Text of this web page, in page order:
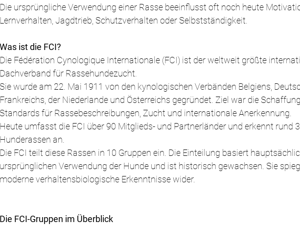
Die ursprüngliche Verwendung einer Rasse beeinflusst oft noch heute
Lernverhalten, Jagdtrieb, Schutzverhalten oder Selbstständigkeit.
Was ist die FCI?
Die Fédération Cynologique Internationale (FCI) ist der weltweit größte
Dachverband für Rassehundezucht.
Sie wurde am 22. Mai 1911 von den kynologischen Verbänden Belgiens,
Frankreichs, der Niederlande und Österreichs gegründet. Ziel war die
Standards für Rassebeschreibungen, Zucht und internationale Anerkennung.
Heute umfasst die FCI über 90 Mitglieds- und Partnerländer und erkennt rund
Hunderassen an.
Die FCI teilt diese Rassen in 10 Gruppen ein. Die Einteilung basiert
ursprünglichen Verwendung der Hunde und ist historisch gewachsen. Sie
moderne verhaltensbiologische Erkenntnisse wider.
Die FCI-Gruppen im Überblick